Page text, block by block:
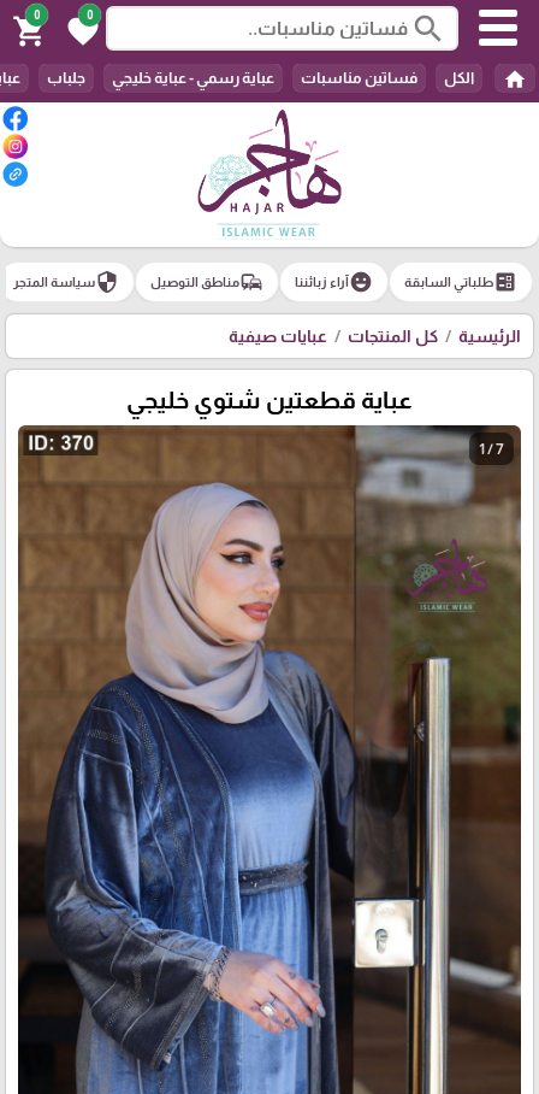
search
0
favorite
0
shopping_cart
home الكل فساتين مناسبات عباية رسمي - عباية خليجي جلباب
ballotطلباتي السابقة emoji_emotionsآراء زبائننا commuteمناطق التوصيل securityسياسة المتجر
الرئيسية كل المنتجات عبايات صيفية
عباية قطعتين شتوي خليجي
1 / 7